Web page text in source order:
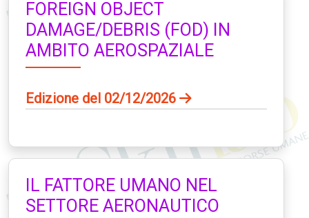
FOREIGN OBJECT
DAMAGE/DEBRIS (FOD) IN
AMBITO AEROSPAZIALE
Edizione del 02/12/2026
IL FATTORE UMANO NEL
SETTORE AERONAUTICO